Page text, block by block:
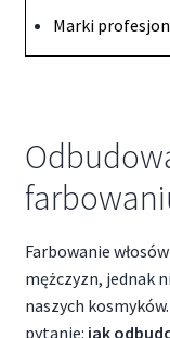
Marki
Farbowanie
mężczyzn, jednak
naszych
pytanie: jak